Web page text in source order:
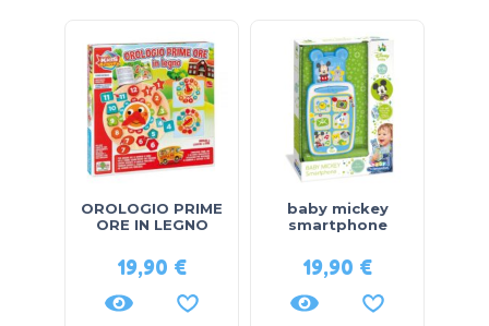
OROLOGIO PRIME
ORE IN LEGNO
19,90 €
baby mickey
smartphone
19,90 €